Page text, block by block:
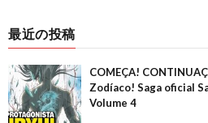
最近の投稿
COMEÇA!
Zodíaco! Saga oficial
Volume 4